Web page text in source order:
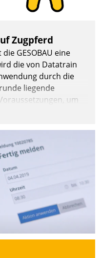
Zugpferd
GESOBAU eine
die von Datatrain
durch die
liegende
um
und weitere